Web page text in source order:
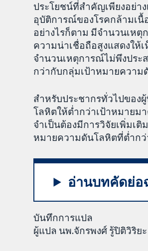
ประโยชน์ที่สำคัญเพียงอย่า
อุบัติการณ์ของโรคกล้ามเนื้
อย่างไรก็ตาม มีจำนวนเห
ความน่าเชื่อถือสูงแสดงให้
จำนวนเหตุการณ์ไม่พึงประ
กว่ากับกลุ่มเป้าหมายควา
สำหรับประชากรทั่วไปของ
โลหิตให้ต่ำกว่าเป้าหมายม
จำเป็นต้องมีการวิจัยเพิ่มเ
หมายความดันโลหิตที่ต่ำก
อ่านบทคัดย่อ
บันทึกการแปล
ผู้แปล นพ.จักรพงศ์ รู้ปิติวิริย